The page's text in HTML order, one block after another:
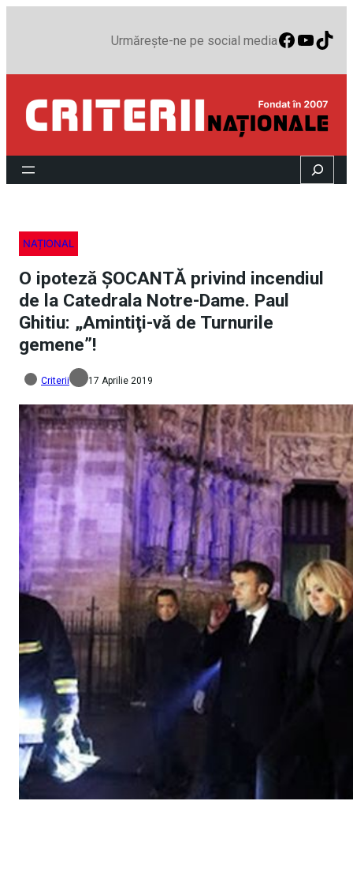
Urmărește-ne pe social media
Search
NAȚIONAL
O ipoteză ŞOCANTĂ privind incendiul
de la Catedrala Notre-Dame. Paul
Ghitiu: „Amintiţi-vă de Turnurile
gemene”!
Criterii 17 Aprilie 2019